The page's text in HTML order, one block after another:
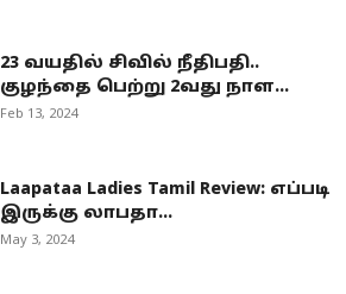
23 வயதில் சிவில் நீதிபதி..
குழந்தை பெற்று 2வது நாள...
Feb 13, 2024
Laapataa Ladies Tamil Review: எப்படி
இருக்கு லாபதா...
May 3, 2024